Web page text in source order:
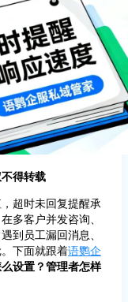
得转载
超时未回复提醒承
多客户并发咨询、
到员工漏回消息、
下面就跟着语鹦企
设置？管理者怎样